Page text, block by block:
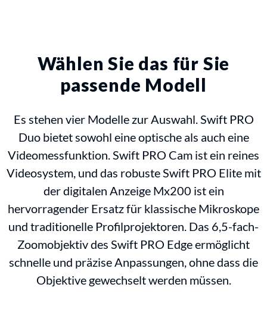
Wählen Sie das für Sie
passende Modell
Es stehen vier Modelle zur Auswahl. Swift PRO
Duo bietet sowohl eine optische als auch eine
Videomessfunktion. Swift PRO Cam ist ein reines
Videosystem, und das robuste Swift PRO Elite mit
der digitalen Anzeige Mx200 ist ein
hervorragender Ersatz für klassische Mikroskope
und traditionelle Profilprojektoren. Das 6,5-fach-
Zoomobjektiv des Swift PRO Edge ermöglicht
schnelle und präzise Anpassungen, ohne dass die
Objektive gewechselt werden müssen.